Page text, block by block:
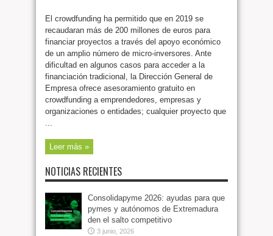
El crowdfunding ha permitido que en 2019 se
recaudaran más de 200 millones de euros para
financiar proyectos a través del apoyo económico
de un amplio número de micro-inversores. Ante
dificultad en algunos casos para acceder a la
financiación tradicional, la Dirección General de
Empresa ofrece asesoramiento gratuito en
crowdfunding a emprendedores, empresas y
organizaciones o entidades; cualquier proyecto que
...
Leer más »
NOTICIAS RECIENTES
Consolidapyme 2026: ayudas para que
pymes y autónomos de Extremadura
den el salto competitivo
3 junio, 2026